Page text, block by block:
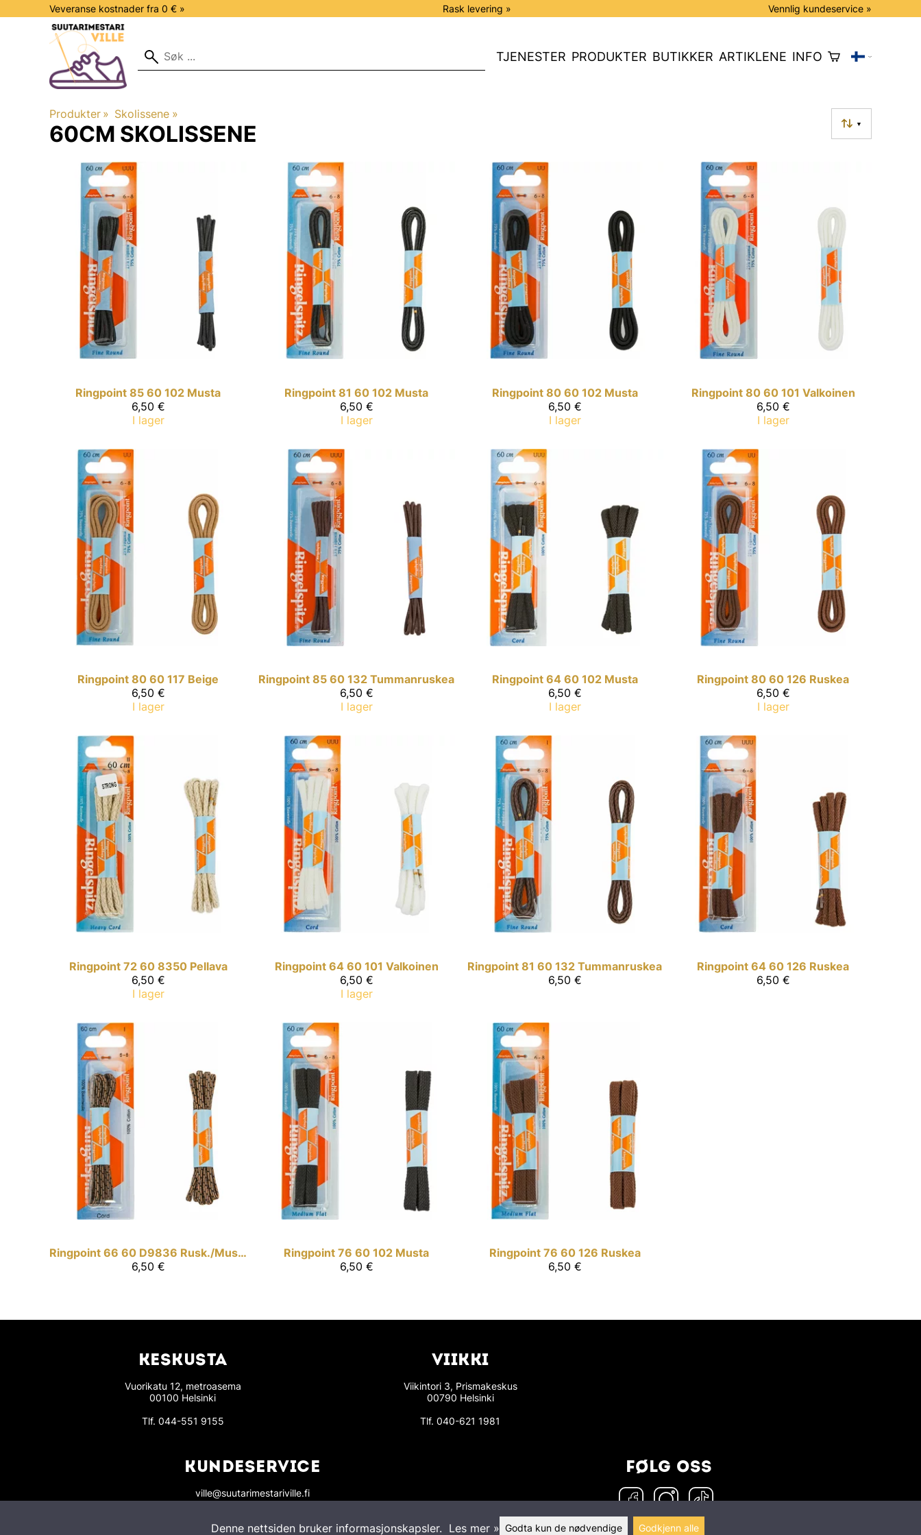
Veveranse kostnader fra 0 € » Rask levering » Vennlig kundeservice »
TJENESTER PRODUKTER BUTIKKER ARTIKLENE INFO
Produkter ‪» Skolissene ‪»
▼
60CM SKOLISSENE
Ringpoint 85 60 102 Musta
6,50 €
I lager
Ringpoint 81 60 102 Musta
6,50 €
I lager
Ringpoint 80 60 102 Musta
6,50 €
I lager
Ringpoint 80 60 101 Valkoinen
6,50 €
I lager
Ringpoint 80 60 117 Beige
6,50 €
I lager
Ringpoint 85 60 132 Tummanruskea
6,50 €
I lager
Ringpoint 64 60 102 Musta
6,50 €
I lager
Ringpoint 80 60 126 Ruskea
6,50 €
I lager
Ringpoint 72 60 8350 Pellava
6,50 €
I lager
Ringpoint 64 60 101 Valkoinen
6,50 €
I lager
Ringpoint 81 60 132 Tummanruskea
6,50 €
Ringpoint 64 60 126 Ruskea
6,50 €
Ringpoint
66 60 D9836 Rusk./Musta
6,50 €
Ringpoint 76 60 102 Musta
6,50 €
Ringpoint 76 60 126 Ruskea
6,50 €
KESKUSTA
Vuorikatu 12, metroasema
00100 Helsinki
Tlf. 044-551 9155
VIIKKI
Viikintori 3, Prismakeskus
00790 Helsinki
Tlf.040-621 1981
KUNDESERVICE
ville@suutarimestariville.fi
FØLG OSS
Denne nettsiden bruker informasjonskapsler. Les mer » Godta kun de nødvendige Godkjenn alle